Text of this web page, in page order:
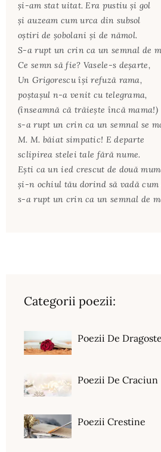
şi-am stat uitat. Era pustiu şi gol
şi auzeam cum urca din subsol
oştiri de şobolani şi de nămol.
S-a rupt un crin ca un semnal de
Ce semn să fie? Vasele-s deşarte,
Un Grigorescu îşi refuză rama,
poştaşul n-a venit cu telegrama,
(înseamnă că trăieşte încă mama!)
s-a rupt un crin ca un semnal se
M. M. băiat simpatic! E departe
sclipirea stelei tale fără nume.
Eşti ca un ied crescut de două
şi-n ochiul tău dorind să vadă cum
s-a rupt un crin ca un semnal de
Categorii poezii:
Poezii De Dragoste
Poezii De Craciun
Poezii Crestine